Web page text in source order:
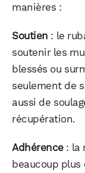
manières :
Soutien : le
soutenir les
blessés ou
seulement de
aussi de
récupération.
Adhérence: la
beaucoup plus